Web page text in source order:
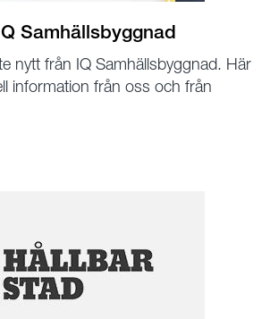
Samhällsbyggnad
nytt från IQ Samhällsbyggnad. Här
information från oss och från